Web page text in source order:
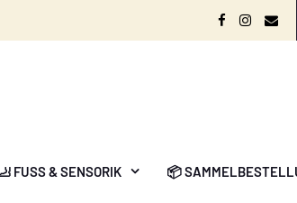
FUSS & SENSORIK 📦